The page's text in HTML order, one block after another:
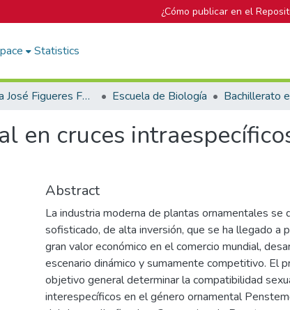
¿Cómo publicar en el
Statistics
Biblioteca José Figueres Ferrer Escuela de Biología
en cruces
Abstract
La industria moderna de plantas ornamentales se
sofisticado, de alta inversión, que se ha llegado a
gran valor económico en el comercio mundial,
escenario dinámico y sumamente competitivo. El
objetivo general determinar la compatibilidad
interespecíficos en el género ornamental